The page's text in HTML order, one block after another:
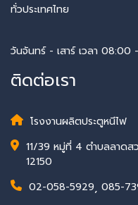
ทั่วประเทศไทย
วันจันทร์ - เสาร์ เวลา 08:00
ติดต่อเรา
โรงงานผลิตประตูหนีไฟ
11/39 หมู่ที่ 4 ตำบลลาดส
12150
02-058-5929, 085-